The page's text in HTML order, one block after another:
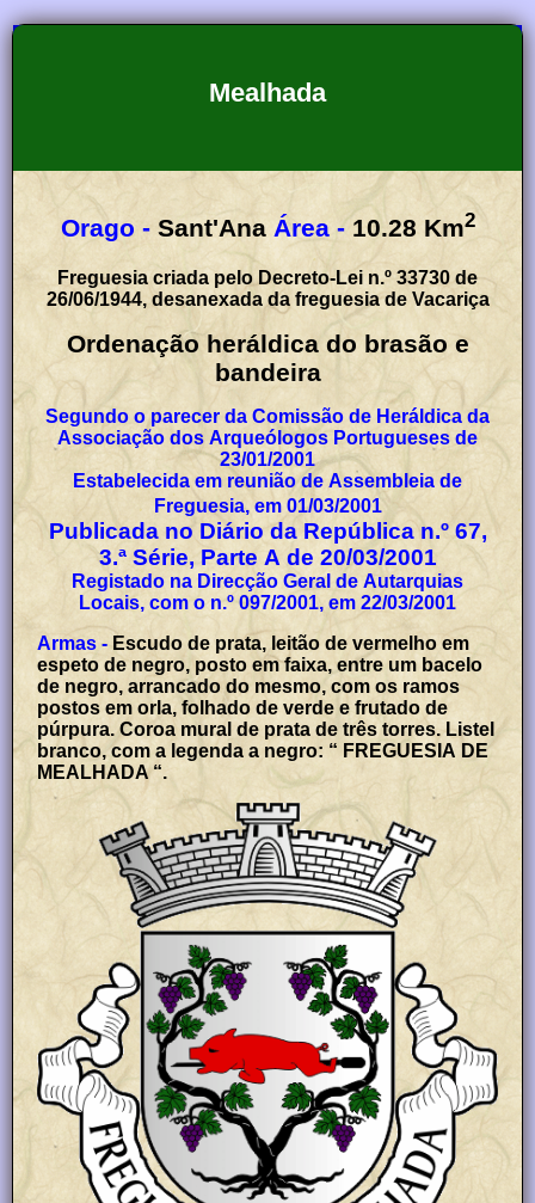
Mealhada
Orago - Sant'Ana Área - 10.28 Km2
Freguesia criada pelo Decreto-Lei n.º 33730 de
26/06/1944, desanexada da freguesia de Vacariça
Ordenação heráldica do brasão e
bandeira
Segundo o parecer da Comissão de Heráldica da
Associação dos Arqueólogos Portugueses de
23/01/2001
Estabelecida em reunião de Assembleia de
Freguesia, em 01/03/2001
Publicada no Diário da República n.º 67,
3.ª Série, Parte A de 20/03/2001
Registado na Direcção Geral de Autarquias
Locais, com o n.º 097/2001, em 22/03/2001
Armas - Escudo de prata, leitão de vermelho em
espeto de negro, posto em faixa, entre um bacelo
de negro, arrancado do mesmo, com os ramos
postos em orla, folhado de verde e frutado de
púrpura. Coroa mural de prata de três torres. Listel
branco, com a legenda a negro: “ FREGUESIA DE
MEALHADA “.